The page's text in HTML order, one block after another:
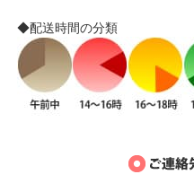
◆配送時間の分類